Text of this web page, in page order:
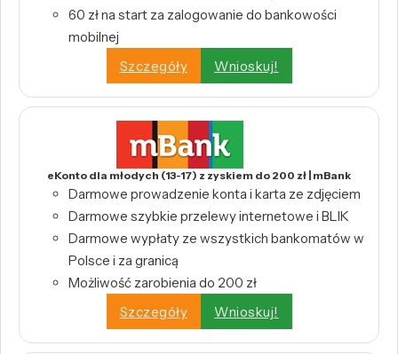
60 zł na start za zalogowanie do bankowości
mobilnej
Szczegóły
Wnioskuj!
eKonto dla młodych (13-17) z zyskiem do 200 zł | mBank
Darmowe prowadzenie konta i karta ze zdjęciem
Darmowe szybkie przelewy internetowe i BLIK
Darmowe wypłaty ze wszystkich bankomatów w
Polsce i za granicą
Możliwość zarobienia do 200 zł
Szczegóły
Wnioskuj!